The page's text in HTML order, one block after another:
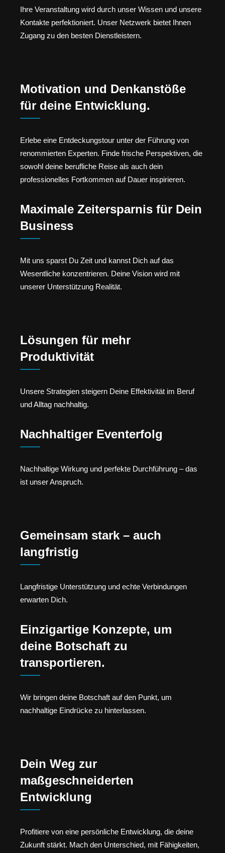
Ihre Veranstaltung wird durch unser Wissen und unsere
Kontakte perfektioniert. Unser Netzwerk bietet Ihnen
Zugang zu den besten Dienstleistern.
Motivation und Denkanstöße
für deine Entwicklung.
Erlebe eine Entdeckungstour unter der Führung von
renommierten Experten. Finde frische Perspektiven, die
sowohl deine berufliche Reise als auch dein
professionelles Fortkommen auf Dauer inspirieren.
Maximale Zeitersparnis für Dein
Business
Mit uns sparst Du Zeit und kannst Dich auf das
Wesentliche konzentrieren. Deine Vision wird mit
unserer Unterstützung Realität.
Lösungen für mehr
Produktivität
Unsere Strategien steigern Deine Effektivität im Beruf
und Alltag nachhaltig.
Nachhaltiger Eventerfolg
Nachhaltige Wirkung und perfekte Durchführung – das
ist unser Anspruch.
Gemeinsam stark – auch
langfristig
Langfristige Unterstützung und echte Verbindungen
erwarten Dich.
Einzigartige Konzepte, um
deine Botschaft zu
transportieren.
Wir bringen deine Botschaft auf den Punkt, um
nachhaltige Eindrücke zu hinterlassen.
Dein Weg zur
maßgeschneiderten
Entwicklung
Profitiere von eine persönliche Entwicklung, die deine
Zukunft stärkt. Mach den Unterschied, mit Fähigkeiten,